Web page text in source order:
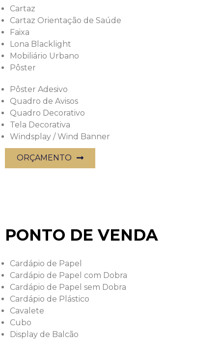
Cartaz
Cartaz Orientação de Saúde
Faixa
Lona Blacklight
Mobiliário Urbano
Pôster
Pôster Adesivo
Quadro de Avisos
Quadro Decorativo
Tela Decorativa
Windsplay / Wind Banner
ORÇAMENTO
PONTO DE VENDA
Cardápio de Papel
Cardápio de Papel com Dobra
Cardápio de Papel sem Dobra
Cardápio de Plástico
Cavalete
Cubo
Display de Balcão